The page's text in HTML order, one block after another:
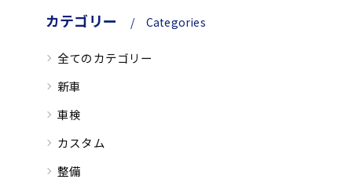
カテゴリー Categories
全てのカテゴリー
新車
車検
カスタム
整備